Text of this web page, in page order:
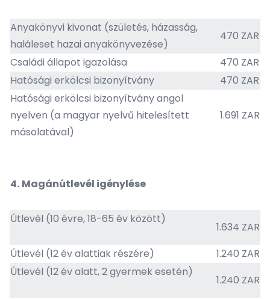
Anyakönyvi kivonat (születés, házasság,
haláleset hazai anyakönyvezése)
470 ZAR
Családi állapot igazolása
470 ZAR
Hatósági erkölcsi bizonyítvány
470 ZAR
Hatósági erkölcsi bizonyítvány angol
nyelven (a magyar nyelvű hitelesített
másolatával)
1.691 ZAR
4. Magánútlevél igénylése
Útlevél (10 évre, 18-65 év között)
1.634 ZAR
Útlevél (12 év alattiak részére)
1.240 ZAR
Útlevél (12 év alatt, 2 gyermek esetén)
1.240 ZAR